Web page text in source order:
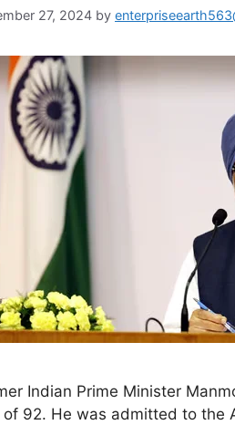
27, 2024 by
Indian Prime Minister
of 92. He was admitted to the